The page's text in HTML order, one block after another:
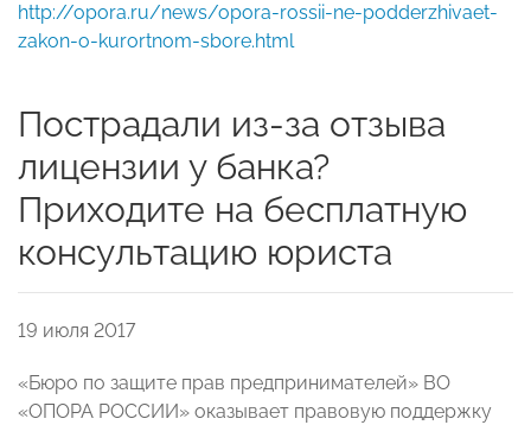
http://opora.ru/news/opora-rossii-ne-podderzhivaet-
zakon-o-kurortnom-sbore.html
Пострадали из-за отзыва
лицензии у банка?
Приходите на бесплатную
консультацию юриста
19 июля 2017
«Бюро по защите прав предпринимателей» ВО
«ОПОРА РОССИИ» оказывает правовую поддержку